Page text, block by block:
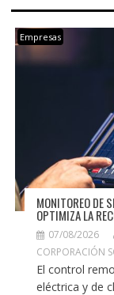
Empresas
MONITOREO DE
OPTIMIZA LA
07/08/2026
CORPORACIÓN
El control
eléctrica y de